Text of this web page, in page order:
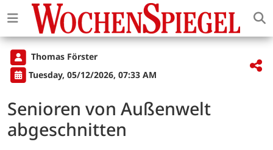
Thomas Förster
Tuesday, 05/12/2026, 07:33 AM
Senioren von Außenwelt
abgeschnitten